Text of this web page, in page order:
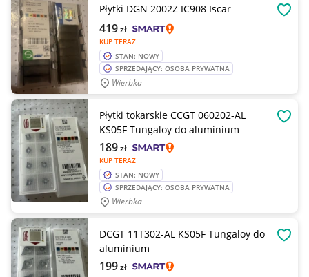
Płytki DGN 2002Z IC908 Iscar
KUP TERAZ
419zł
STAN: NOWY
SPRZEDAJĄCY: OSOBA PRYWATNA
Wierbka
Płytki tokarskie CCGT 060202-AL
KS05F Tungaloy do aluminium
KUP TERAZ
189zł
STAN: NOWY
SPRZEDAJĄCY: OSOBA PRYWATNA
Wierbka
DCGT 11T302-AL KS05F Tungaloy do
aluminium
199zł